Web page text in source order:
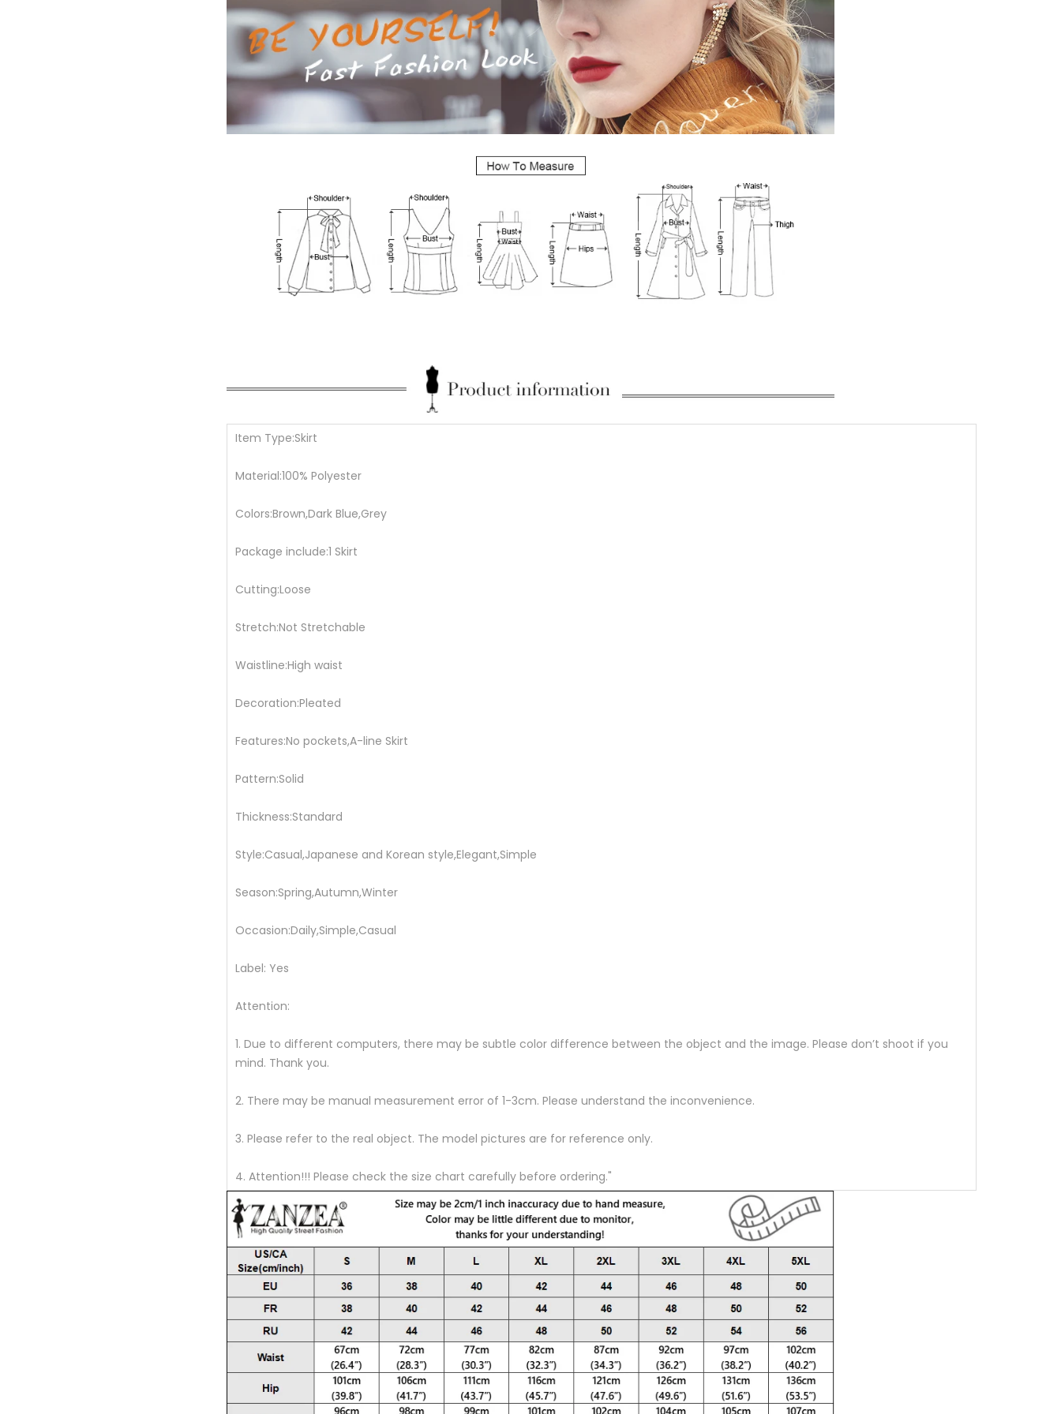
Item Type:Skirt
Material:100% Polyester
Colors:Brown,Dark Blue,Grey
Package include:1 Skirt
Cutting:Loose
Stretch:Not Stretchable
Waistline:High waist
Decoration:Pleated
Features:No pockets,A-line Skirt
Pattern:Solid
Thickness:Standard
Style:Casual,Japanese and Korean style,Elegant,Simple
Season:Spring,Autumn,Winter
Occasion:Daily,Simple,Casual
Label: Yes
Attention:
1. Due to different computers, there may be subtle color difference between the object and the image. Please don’t shoot if you
mind. Thank you.
2. There may be manual measurement error of 1-3cm. Please understand the inconvenience.
3. Please refer to the real object. The model pictures are for reference only.
4. Attention!!! Please check the size chart carefully before ordering."